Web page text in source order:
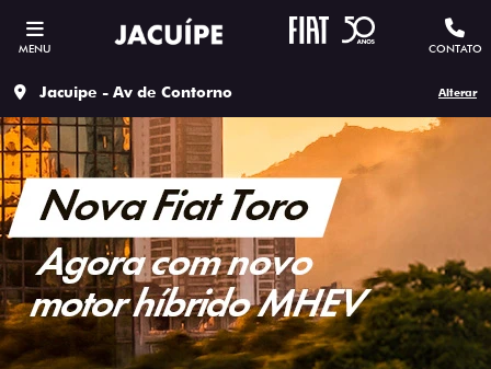
MENU CONTATO
Jacuipe - Av de Contorno Alterar